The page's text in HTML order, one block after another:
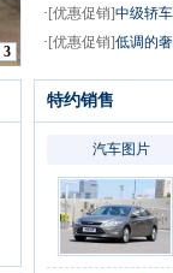
3
· [优惠促销]中级轿
· [优惠促销]低调的
特约销售
汽车图片